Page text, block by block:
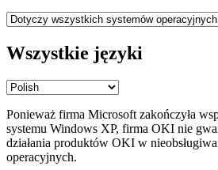
Wszystkie języki
Ponieważ firma Microsoft zakończyła
systemu Windows XP, firma OKI nie
działania produktów OKI w
operacyjnych.